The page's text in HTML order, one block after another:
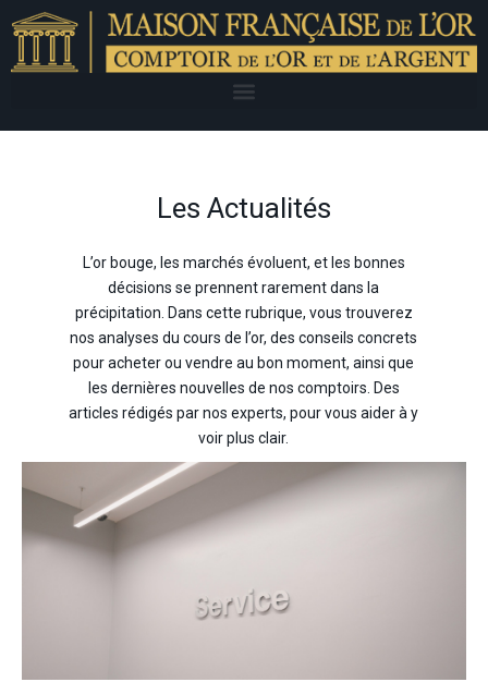
Les Actualités
L’or bouge, les marchés évoluent, et les bonnes
décisions se prennent rarement dans la
précipitation. Dans cette rubrique, vous trouverez
nos analyses du cours de l’or, des conseils concrets
pour acheter ou vendre au bon moment, ainsi que
les dernières nouvelles de nos comptoirs. Des
articles rédigés par nos experts, pour vous aider à y
voir plus clair.